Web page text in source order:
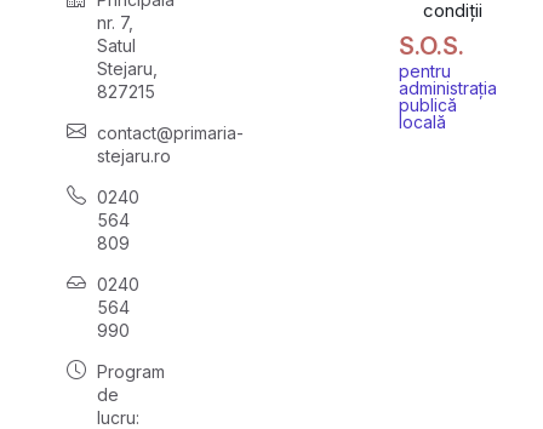
nr. 7,
Satul
Stejaru,
827215
contact@primaria-
stejaru.ro
0240
564
809
0240
564
990
Program
de
lucru:
condiții
S.O.S.
pentru
administrația
publică
locală